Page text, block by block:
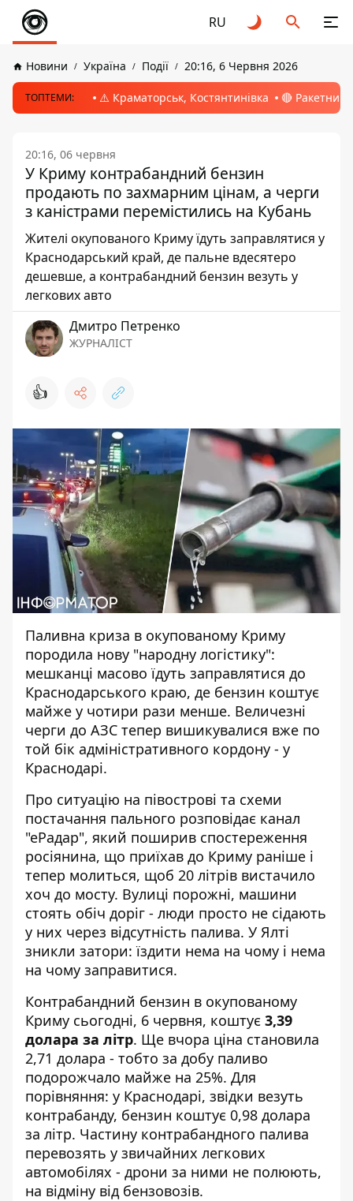
RU
Новини Україна Події 20:16, 6 Червня 2026
ТОПТЕМИ: ⚠️ Краматорськ, Костянтинівка 🔴 Ракетний
20:16, 06 червня
У Криму контрабандний бензин
продають по захмарним цінам, а черги
з каністрами перемістились на Кубань
Жителі окупованого Криму їдуть заправлятися у
Краснодарський край, де пальне вдесятеро
дешевше, а контрабандний бензин везуть у
легкових авто
Дмитро Петренко
ЖУРНАЛІСТ
👍
Паливна криза в окупованому Криму
породила нову "народну логістику":
мешканці масово їдуть заправлятися до
Краснодарського краю, де бензин коштує
майже у чотири рази менше. Величезні
черги до АЗС тепер вишикувалися вже по
той бік адміністративного кордону - у
Краснодарі.
Про ситуацію на півострові та схеми
постачання пального розповідає канал
"еРадар", який поширив спостереження
росіянина, що приїхав до Криму раніше і
тепер молиться, щоб 20 літрів вистачило
хоч до мосту. Вулиці порожні, машини
стоять обіч доріг - люди просто не сідають
у них через відсутність палива. У Ялті
зникли затори: їздити нема на чому і нема
на чому заправитися.
Контрабандний бензин в окупованому
Криму сьогодні, 6 червня, коштує 3,39
долара за літр. Ще вчора ціна становила
2,71 долара - тобто за добу паливо
подорожчало майже на 25%. Для
порівняння: у Краснодарі, звідки везуть
контрабанду, бензин коштує 0,98 долара
за літр. Частину контрабандного палива
перевозять у звичайних легкових
автомобілях - дрони за ними не полюють,
на відміну від бензовозів.